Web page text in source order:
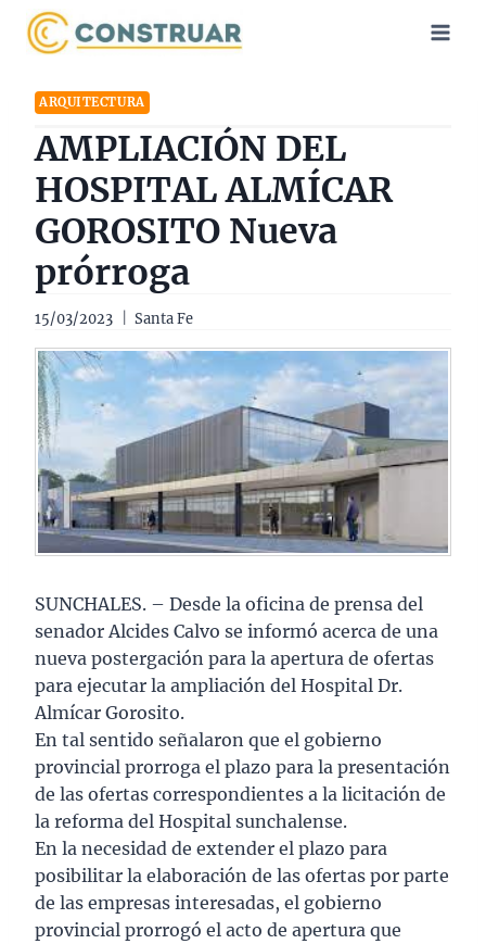
Saltar
ARQUITECTURA
AMPLIACIÓN DEL
HOSPITAL ALMÍCAR
GOROSITO Nueva
prórroga
15/03/2023 Santa Fe
SUNCHALES. – Desde la oficina de prensa del
senador Alcides Calvo se informó acerca de una
nueva postergación para la apertura de ofertas
para ejecutar la ampliación del Hospital Dr.
Almícar Gorosito.
En tal sentido señalaron que el gobierno
provincial prorroga el plazo para la presentación
de las ofertas correspondientes a la licitación de
la reforma del Hospital sunchalense.
En la necesidad de extender el plazo para
posibilitar la elaboración de las ofertas por parte
de las empresas interesadas, el gobierno
provincial prorrogó el acto de apertura que